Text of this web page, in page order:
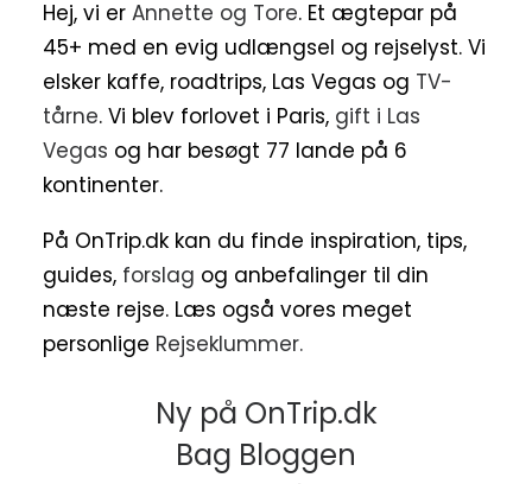
Hej, vi er Annette og Tore. Et ægtepar på
45+ med en evig udlængsel og rejselyst. Vi
elsker kaffe, roadtrips, Las Vegas og TV-
tårne. Vi blev forlovet i Paris, gift i Las
Vegas og har besøgt 77 lande på 6
kontinenter.
På OnTrip.dk kan du finde inspiration, tips,
guides, forslag og anbefalinger til din
næste rejse. Læs også vores meget
personlige Rejseklummer.
Ny på OnTrip.dk
Bag Bloggen